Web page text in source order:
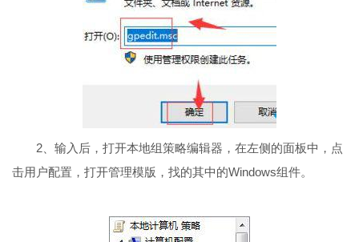
2、输入后，打开本地组策略编辑器，在左侧的面板中，点
击用户配置，打开管理模版，找的其中的Windows组件。